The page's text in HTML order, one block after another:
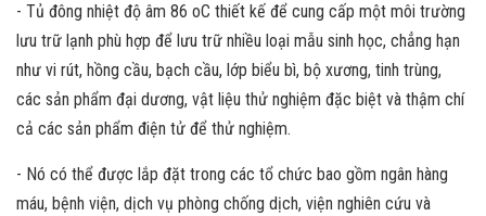
- Tủ đông nhiệt độ âm 86 oC thiết kế để cung cấp một môi trường
lưu trữ lạnh phù hợp để lưu trữ nhiều loại mẫu sinh học, chẳng hạn
như vi rút, hồng cầu, bạch cầu, lớp biểu bì, bộ xương, tinh trùng,
các sản phẩm đại dương, vật liệu thử nghiệm đặc biệt và thậm chí
cả các sản phẩm điện tử để thử nghiệm.
- Nó có thể được lắp đặt trong các tổ chức bao gồm ngân hàng
máu, bệnh viện, dịch vụ phòng chống dịch, viện nghiên cứu và